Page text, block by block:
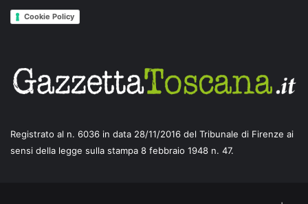
Cookie Policy
Registrato al n. 6036 in data 28/11/2016 del Tribunale di Firenze ai
sensi della legge sulla stampa 8 febbraio 1948 n. 47.